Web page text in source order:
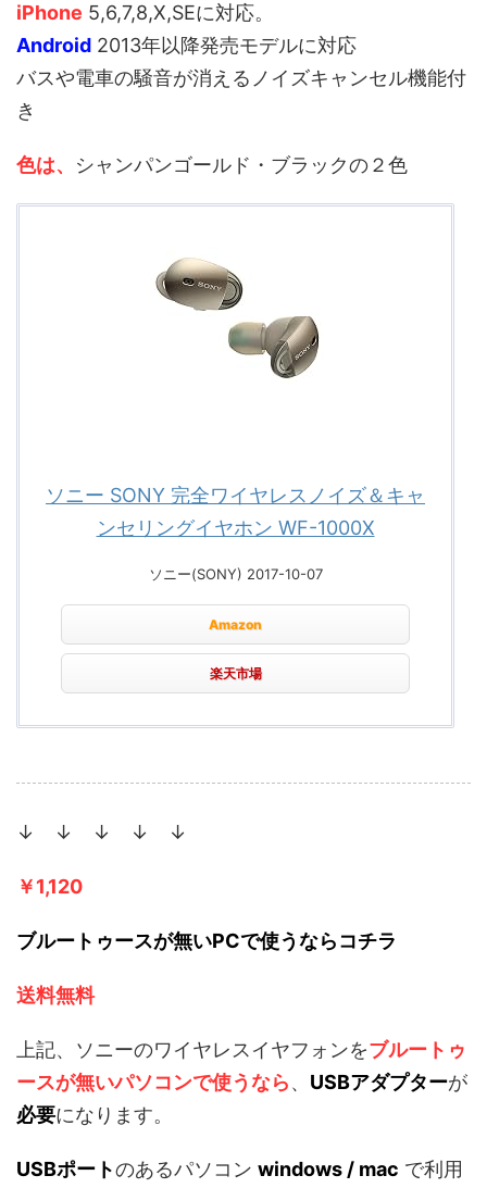
iPhone 5,6,7,8,X,SEに対応。
Android 2013年以降発売モデルに対応
バスや電車の騒音が消えるノイズキャンセル機能付
き
色は、 シャンパンゴールド・ブラックの２色
ソニー SONY 完全ワイヤレスノイズ＆キャ
ンセリングイヤホン WF-1000X
ソニー(SONY) 2017-10-07
Amazon
楽天市場
↓ ↓ ↓ ↓ ↓
￥1,120
ブルートゥースが無いPCで使うならコチラ
送料無料
上記、ソニーのワイヤレスイヤフォンをブルートゥ
ースが無いパソコンで使うなら、 USBアダプターが
必要になります。
USBポートのあるパソコン windows / mac で利用